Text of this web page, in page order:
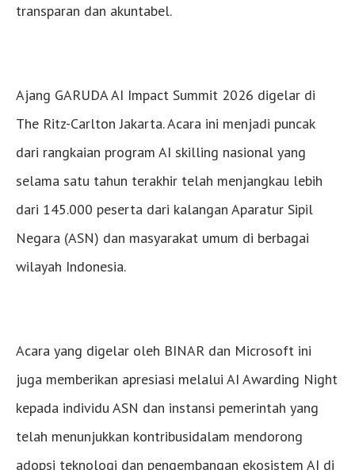
transparan dan akuntabel.
Ajang GARUDA AI Impact Summit 2026 digelar di
The Ritz-Carlton Jakarta. Acara ini menjadi puncak
dari rangkaian program AI skilling nasional yang
selama satu tahun terakhir telah menjangkau lebih
dari 145.000 peserta dari kalangan Aparatur Sipil
Negara (ASN) dan masyarakat umum di berbagai
wilayah Indonesia.
Acara yang digelar oleh BINAR dan Microsoft ini
juga memberikan apresiasi melalui AI Awarding Night
kepada individu ASN dan instansi pemerintah yang
telah menunjukkan kontribusidalam mendorong
adopsi teknologi dan pengembangan ekosistem AI di